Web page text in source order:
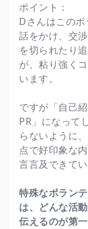
ポイント：
Dさんはこの
話をかけ、交
を切られたり
が、粘り強く
います。
ですが「自己
PR」になって
らないように
点で好印象な
言言及できてい
特殊なボラン
は、どんな活
伝えるのが第一